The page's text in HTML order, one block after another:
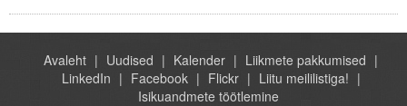
Avaleht Uudised Kalender
Liikmete pakkumised
LinkedIn
Facebook Flickr
Liitu meililistiga!
Isikuandmete töötlemine